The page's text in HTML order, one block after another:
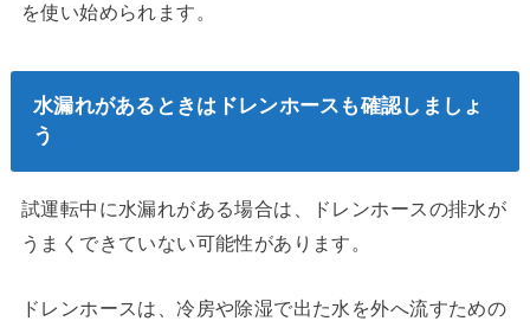
を使い始められます。
水漏れがあるときはドレンホースも確認しましょ
う
試運転中に水漏れがある場合は、ドレンホースの排水が
うまくできていない可能性があります。
ドレンホースは、冷房や除湿で出た水を外へ流すための